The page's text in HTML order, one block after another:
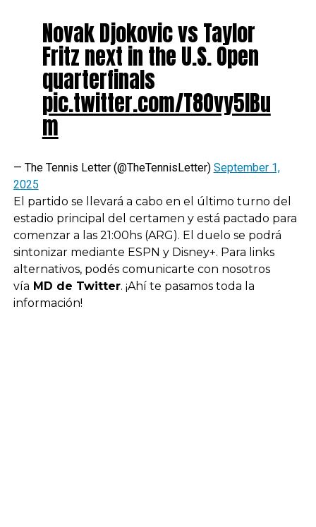
Novak Djokovic vs Taylor
Fritz next in the U.S. Open
quarterfinals
pic.twitter.com/T8Ovy5IBu
m
— The Tennis Letter (@TheTennisLetter) September 1,
2025
El partido se llevará a cabo en el último turno del
estadio principal del certamen y está pactado para
comenzar a las 21:00hs (ARG). El duelo se podrá
sintonizar mediante ESPN y Disney+. Para links
alternativos, podés comunicarte con nosotros
vía MD de Twitter. ¡Ahí te pasamos toda la
información!